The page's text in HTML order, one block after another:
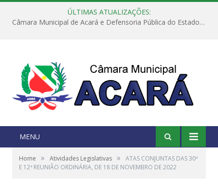
ÚLTIMAS ATUALIZAÇÕES:
Câmara Municipal de Acará e Defensoria Pública do Estado, promovem Ação Balcão de Direitos
MENU
Home » Atividades Legislativas »
ATAS CONJUNTAS DAS 30ª
E 12ª REUNIÃO ORDINÁRIA, DE 18 DE NOVEMBRO DE 2022